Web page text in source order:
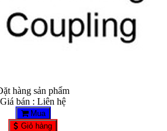
hàng sản phẩm
Giá bán : Liên hệ
Mua
Giỏ hàng